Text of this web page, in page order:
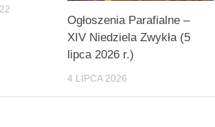
Ogłoszenia Parafialne –
XIV Niedziela Zwykła (5
lipca 2026 r.)
4 LIPCA 2026